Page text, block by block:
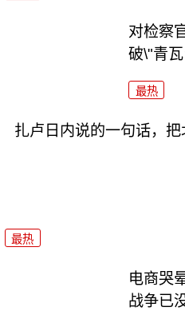
对检察
破\"青
最热
扎卢日内说的一句话，
最热
电商哭
战争已